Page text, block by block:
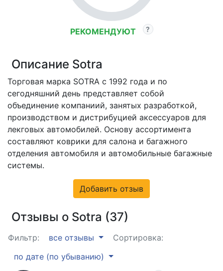
РЕКОМЕНДУЮТ
Описание Sotra
Торговая марка SOTRA с 1992 года и по
сегодняшний день представляет собой
объединение компаниий, занятых разработкой,
производством и дистрибуцией аксессуаров для
лекговых автомобилей. Основу ассортимента
составляют коврики для салона и багажного
отделения автомобиля и автомобильные багажные
системы.
Добавить отзыв
Отзывы о Sotra (37)
Фильтр: все отзывы
Сортировка:
по дате (по убыванию)